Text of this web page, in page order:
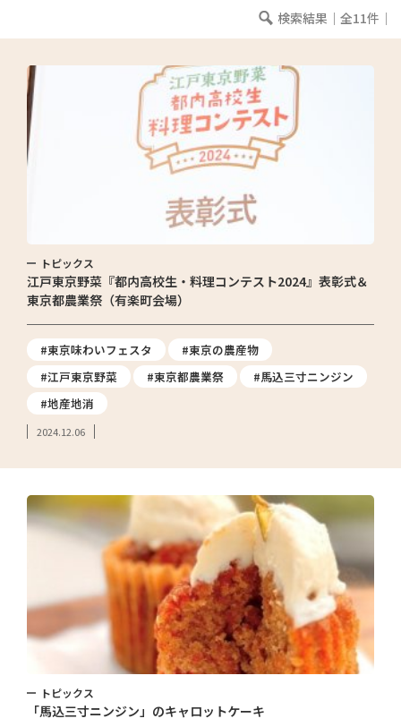
検索結果｜全11件｜
トピックス
江戸東京野菜『都内高校生・料理コンテスト2024』表彰式＆
東京都農業祭（有楽町会場）
#東京味わいフェスタ
#東京の農産物
#江戸東京野菜
#東京都農業祭
#馬込三寸ニンジン
#地産地消
2024.12.06
トピックス
「馬込三寸ニンジン」のキャロットケーキ